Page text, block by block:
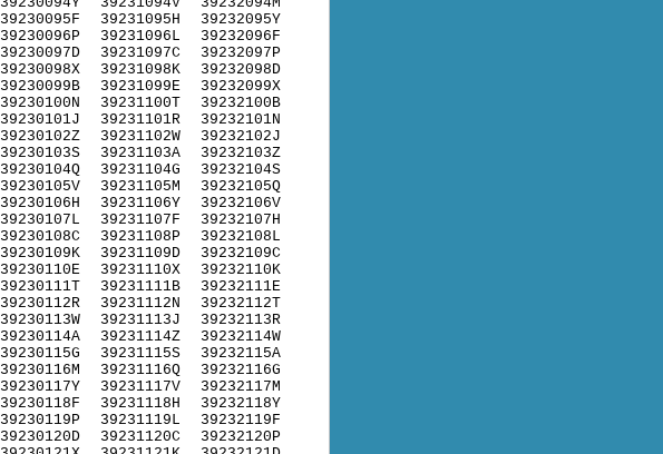
39230095F
39230096P
39230097D
39230098X
39230099B
39230100N
39230101J
39230102Z
39230103S
39230104Q
39230105V
39230106H
39230107L
39230108C
39230109K
39230110E
39230111T
39230112R
39230113W
39230114A
39230115G
39230116M
39230117Y
39230118F
39230119P
39230120D
39231095H
39231096L
39231097C
39231098K
39231099E
39231100T
39231101R
39231102W
39231103A
39231104G
39231105M
39231106Y
39231107F
39231108P
39231109D
39231110X
39231111B
39231112N
39231113J
39231114Z
39231115S
39231116Q
39231117V
39231118H
39231119L
39231120C
39232095Y
39232096F
39232097P
39232098D
39232099X
39232100B
39232101N
39232102J
39232103Z
39232104S
39232105Q
39232106V
39232107H
39232108L
39232109C
39232110K
39232111E
39232112T
39232113R
39232114W
39232115A
39232116G
39232117M
39232118Y
39232119F
39232120P